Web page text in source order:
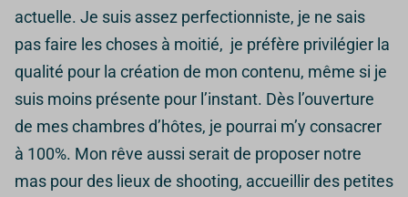
actuelle. Je suis assez perfectionniste, je ne sais
pas faire les choses à moitié, je préfère privilégier la
qualité pour la création de mon contenu, même si je
suis moins présente pour l’instant. Dès l’ouverture
de mes chambres d’hôtes, je pourrai m’y consacrer
à 100%. Mon rêve aussi serait de proposer notre
mas pour des lieux de shooting, accueillir des petites